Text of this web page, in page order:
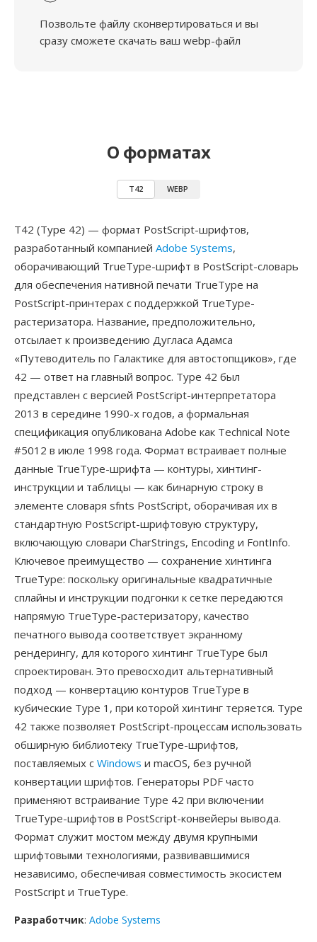
Позвольте файлу сконвертироваться и вы
сразу сможете скачать ваш webp-файл
О форматах
T42 WEBP
T42 (Type 42) — формат PostScript-шрифтов,
разработанный компанией Adobe Systems,
оборачивающий TrueType-шрифт в PostScript-словарь
для обеспечения нативной печати TrueType на
PostScript-принтерах с поддержкой TrueType-
растеризатора. Название, предположительно,
отсылает к произведению Дугласа Адамса
«Путеводитель по Галактике для автостопщиков», где
42 — ответ на главный вопрос. Type 42 был
представлен с версией PostScript-интерпретатора
2013 в середине 1990-х годов, а формальная
спецификация опубликована Adobe как Technical Note
#5012 в июле 1998 года. Формат встраивает полные
данные TrueType-шрифта — контуры, хинтинг-
инструкции и таблицы — как бинарную строку в
элементе словаря sfnts PostScript, оборачивая их в
стандартную PostScript-шрифтовую структуру,
включающую словари CharStrings, Encoding и FontInfo.
Ключевое преимущество — сохранение хинтинга
TrueType: поскольку оригинальные квадратичные
сплайны и инструкции подгонки к сетке передаются
напрямую TrueType-растеризатору, качество
печатного вывода соответствует экранному
рендерингу, для которого хинтинг TrueType был
спроектирован. Это превосходит альтернативный
подход — конвертацию контуров TrueType в
кубические Type 1, при которой хинтинг теряется. Type
42 также позволяет PostScript-процессам использовать
обширную библиотеку TrueType-шрифтов,
поставляемых с Windows и macOS, без ручной
конвертации шрифтов. Генераторы PDF часто
применяют встраивание Type 42 при включении
TrueType-шрифтов в PostScript-конвейеры вывода.
Формат служит мостом между двумя крупными
шрифтовыми технологиями, развивавшимися
независимо, обеспечивая совместимость экосистем
PostScript и TrueType.
Разработчик: Adobe Systems